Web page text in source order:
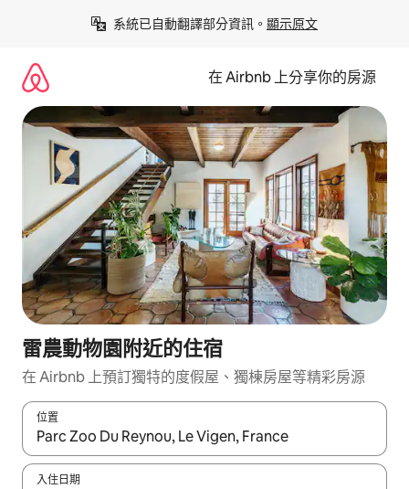
系統已自動翻譯部分資訊。 顯示原文
在 Airbnb 上分享你的房源
雷農動物園附近的住宿
在 Airbnb 上預訂獨特的度假屋、獨棟房屋等精彩房源
位置
如有搜尋結果，瀏覽內容時請使用上下箭頭，或輕點、滑動裝置。
入住日期